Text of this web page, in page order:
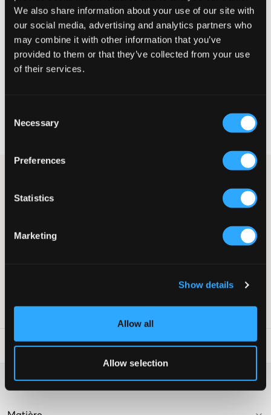
We also share information about your use of our site with
our social media, advertising and analytics partners who
may combine it with other information that you’ve
provided to them or that they’ve collected from your use
of their services.
Selection
Necessary
Preferences
Statistics
Marketing
Show details
Allow all
Allow selection
Petit Parfait Grande
CHOISIR LA TAILLE
Garantie de remboursement pendant 60 jours
coupe normale. Le logo de la marque est brodé et placé sur la
poitrine. Des poignets côtelés sont présents en bas et aux
Col rond
Numéro d'article
Conseils de lavage:
Plus d'informations sur les instructions de lavage